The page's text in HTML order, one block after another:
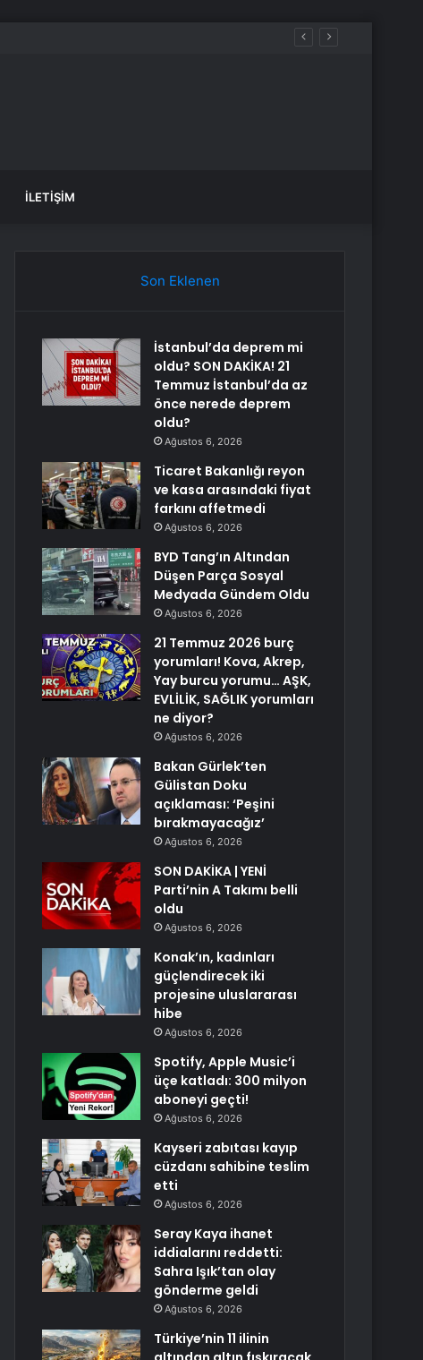
İLETIŞIM
Son Eklenen
İstanbul’da deprem mi
oldu? SON DAKİKA! 21
Temmuz İstanbul’da az
önce nerede deprem
oldu?
Ağustos 6, 2026
Ticaret Bakanlığı reyon
ve kasa arasındaki fiyat
farkını affetmedi
Ağustos 6, 2026
BYD Tang’ın Altından
Düşen Parça Sosyal
Medyada Gündem Oldu
Ağustos 6, 2026
21 Temmuz 2026 burç
yorumları! Kova, Akrep,
Yay burcu yorumu… AŞK,
EVLİLİK, SAĞLIK yorumları
ne diyor?
Ağustos 6, 2026
Bakan Gürlek’ten
Gülistan Doku
açıklaması: ‘Peşini
bırakmayacağız’
Ağustos 6, 2026
SON DAKİKA | YENİ
Parti’nin A Takımı belli
oldu
Ağustos 6, 2026
Konak’ın, kadınları
güçlendirecek iki
projesine uluslararası
hibe
Ağustos 6, 2026
Spotify, Apple Music’i
üçe katladı: 300 milyon
aboneyi geçti!
Ağustos 6, 2026
Kayseri zabıtası kayıp
cüzdanı sahibine teslim
etti
Ağustos 6, 2026
Seray Kaya ihanet
iddialarını reddetti:
Sahra Işık’tan olay
gönderme geldi
Ağustos 6, 2026
Türkiye’nin 11 ilinin